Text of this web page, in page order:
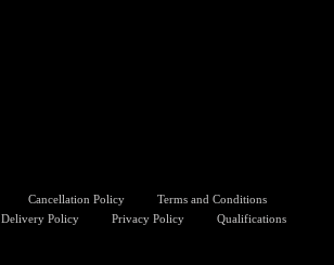
Cancellation Policy
Terms and Conditions
Delivery Policy Privacy Policy Qualifications